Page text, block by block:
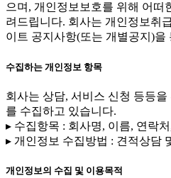
으며, 개인정보보호를 위해 어떠
려드립니다. 회사는 개인정보취
이트 공지사항(또는 개별공지)을
수집하는 개인정보 항목
회사는 상담, 서비스 신청 등등
를 수집하고 있습니다.
▸ 수집항목 : 회사명, 이름, 연락
▸ 개인정보 수집방법 : 견적상담
개인정보의 수집 및 이용목적